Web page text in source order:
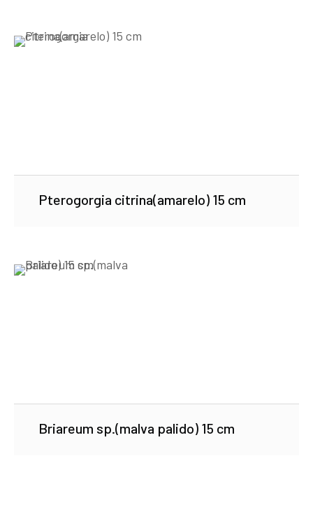
Pterogorgia citrina(amarelo) 15 cm
Briareum sp.(malva palido) 15 cm